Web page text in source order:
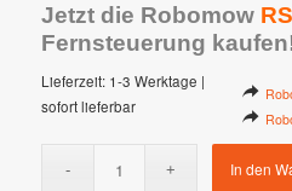
Jetzt die Robomow
Fernsteuerung
Lieferzeit: 1-3 Werktage |
sofort lieferbar
In den